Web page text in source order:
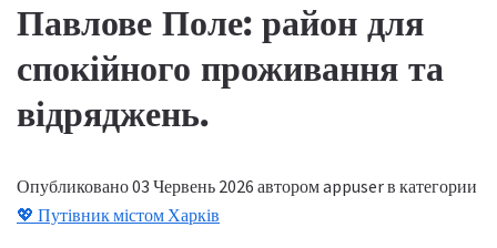
Павлове Поле: район для
спокійного проживання та
відряджень.
Опубликовано 03 Червень 2026 автором appuserв категории
💖 Путівник містом Харків